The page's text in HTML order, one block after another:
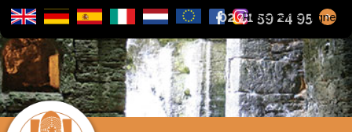
02 41 59 24 95 +
Réserver en ligne